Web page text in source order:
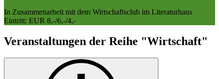
In Zusammenarbeit mit dem Wirtschaftsclub im Literaturhaus
Eintritt: EUR 8,-/6,-/4,-
Veranstaltungen der Reihe "Wirtschaft"